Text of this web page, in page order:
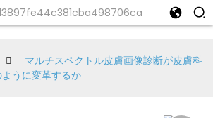
マルチスペクトル皮膚画像診断が皮膚科
うに変革するか